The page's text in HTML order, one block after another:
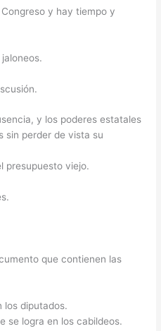
y hay tiempo y
y los poderes estatales
sin perder de vista su
presupuesto viejo.
que contienen las
los diputados.
se logra en los cabildeos.